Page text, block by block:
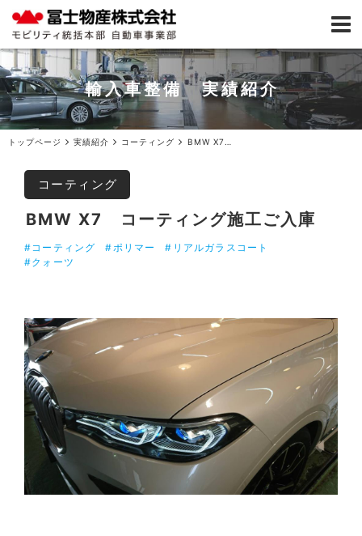
輸入車整備 実績紹介
トップページ 実績紹介 コーティング
コーティング
BMW X7 コーティング施工ご入庫
#コーティング #ポリマー
#リアルガラスコート
#クォーツ